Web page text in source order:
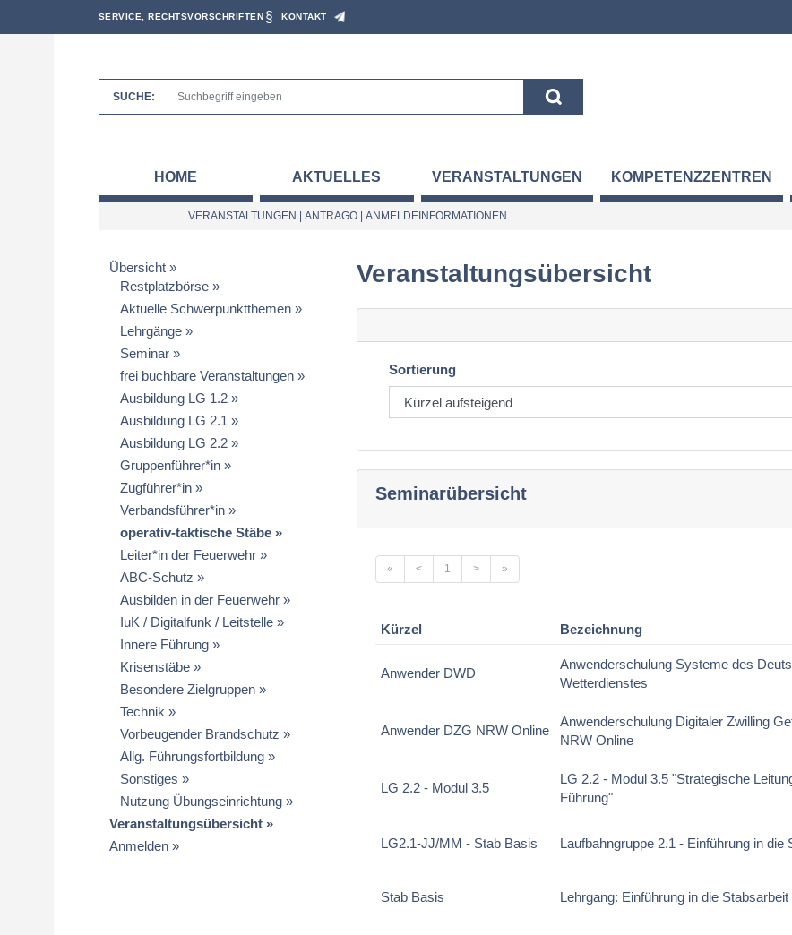
SERVICE, RECHTSVORSCHRIFTEN KONTAKT
SUCHE:
HOME AKTUELLES VERANSTALTUNGEN KOMPETENZZENTREN
VERANSTALTUNGEN ANTRAGO| ANMELDEINFORMATIONEN
Übersicht
Restplatzbörse
Aktuelle Schwerpunktthemen
Lehrgänge
Seminar
frei buchbare Veranstaltungen
Ausbildung LG 1.2
Ausbildung LG 2.1
Ausbildung LG 2.2
Gruppenführer*in
Zugführer*in
Verbandsführer*in
operativ-taktische Stäbe
Leiter*in der Feuerwehr
ABC-Schutz
Ausbilden in der Feuerwehr
IuK / Digitalfunk / Leitstelle
Innere Führung
Krisenstäbe
Besondere Zielgruppen
Technik
Vorbeugender Brandschutz
Allg. Führungsfortbildung
Sonstiges
Nutzung Übungseinrichtung
Veranstaltungsübersicht
Anmelden
Veranstaltungsübersicht
Sortierung
Seminarübersicht
« < 1 > »
Kürzel Bezeichnung
Anwender DWD
Anwenderschulung Systeme des
Wetterdienstes
Anwender DZG NRW Online
Anwenderschulung Digitaler Zwilling
NRW Online
LG 2.2 - Modul 3.5
LG 2.2 - Modul 3.5 "Strategische
Führung"
LG2.1-JJ/MM - Stab Basis Laufbahngruppe 2.1 - Einführung in die
Stab Basis Lehrgang: Einführung in die